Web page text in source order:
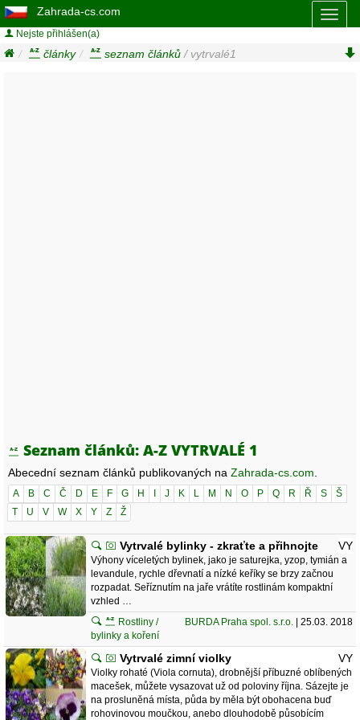
Zahrada-cs.com
Nejste přihlášen(a)
články seznam článků / vytrvalé1
Seznam článků: A-Z VYTRVALÉ 1
Abecední seznam článků publikovaných na Zahrada-cs.com
A B C Č D E F G H J K L M N O P Q R Ř S
Š
T
U V W X Y Z Ž
Vytrvalé bylinky - zkraťte a přihnojte VY
Výhony víceletých bylinek, jako je saturejka, yzop, tymián a
levandule, rychle dřevnatí a nízké keříky se brzy začnou
rozpadat. Seříznutím na jaře vrátíte rostlinám kompaktní
vzhled …
BURDA Praha spol. s.r.o. | 25.03. 2018
Rostliny /
bylinky a koření
Vytrvalé zimní violky VY
Violky rohaté (Viola cornuta), drobnější příbuzné oblíbených
macešek, můžete vysazovat už od poloviny října. Sázejte je
na prosluněná místa, půda by měla být obohacena buď
rohovinovou moučkou, anebo dlouhodobě působícím